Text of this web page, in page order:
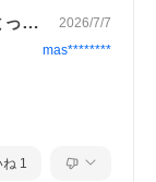
孫に誕プレとして、購入しました。とって… 2026/7/7
mas********
ね 1